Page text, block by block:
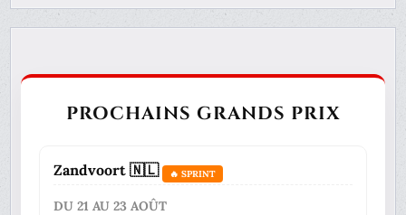
PROCHAINS GRANDS PRIX
Zandvoort 🇳🇱 🔥 SPRINT
DU 21 AU 23 AOÛT